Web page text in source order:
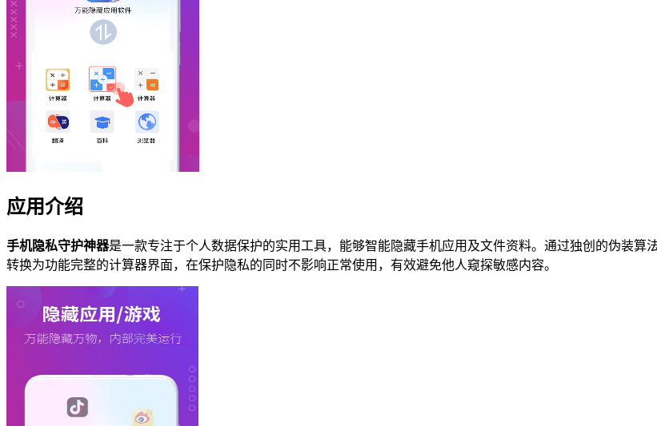
应用介绍
手机隐私守护神器是一款专注于个人数据保护的实用工具，能够智能隐藏手机应用及文件资料。通过独创的伪装
转换为功能完整的计算器界面，在保护隐私的同时不影响正常使用，有效避免他人窥探敏感内容。